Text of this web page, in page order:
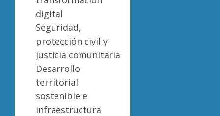
digital
Seguridad,
protección civil y
justicia comunitaria
Desarrollo
territorial
sostenible e
infraestructura